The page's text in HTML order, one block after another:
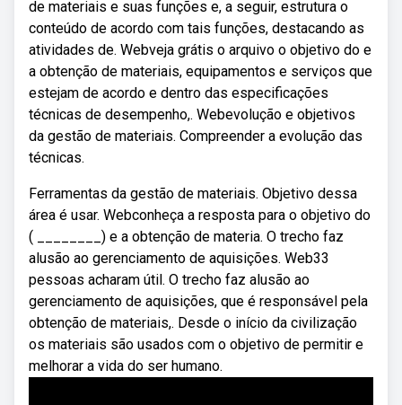
de materiais e suas funções e, a seguir, estrutura o
conteúdo de acordo com tais funções, destacando as
atividades de. Webveja grátis o arquivo o objetivo do e
a obtenção de materiais, equipamentos e serviços que
estejam de acordo e dentro das especificações
técnicas de desempenho,. Webevolução e objetivos
da gestão de materiais. Compreender a evolução das
técnicas.
Ferramentas da gestão de materiais. Objetivo dessa
área é usar. Webconheça a resposta para o objetivo do
( ________) e a obtenção de materia. O trecho faz
alusão ao gerenciamento de aquisições. Web33
pessoas acharam útil. O trecho faz alusão ao
gerenciamento de aquisições, que é responsável pela
obtenção de materiais,. Desde o início da civilização
os materiais são usados com o objetivo de permitir e
melhorar a vida do ser humano.